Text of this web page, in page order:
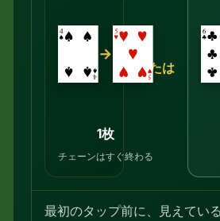
→
1枚
チェーンはすぐ終わる
または
最初のタップ前に、見えてい